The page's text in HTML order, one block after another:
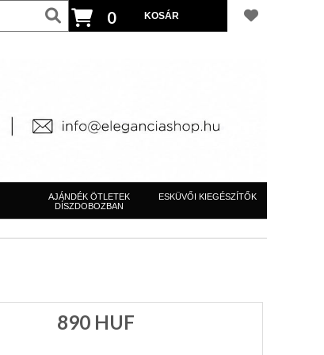
0
AJÁNDÉK ÖTLETEK
DÍSZDOBOZBAN
ESKÜVŐI KIEGÉSZÍTŐK
890 HUF